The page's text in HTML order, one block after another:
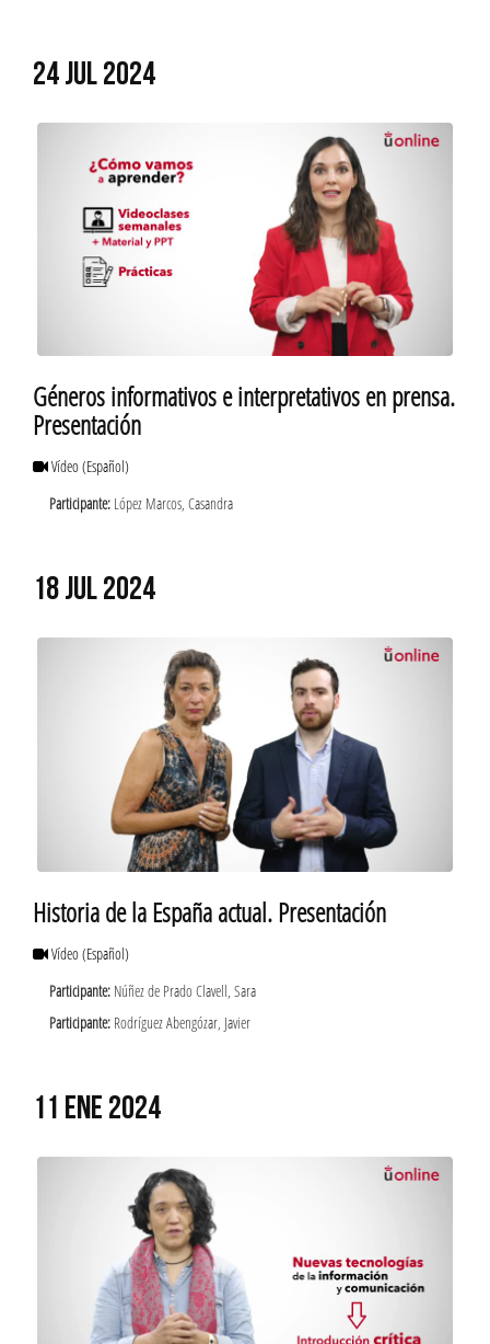
24 JUL 2024
Géneros informativos e interpretativos en prensa.
Presentación
Vídeo(Español)
Participante: López Marcos, Casandra
18 JUL 2024
Historia de la España actual. Presentación
Vídeo(Español)
Participante: Núñez de Prado Clavell, Sara
Participante: Rodríguez Abengózar, Javier
11 ENE 2024